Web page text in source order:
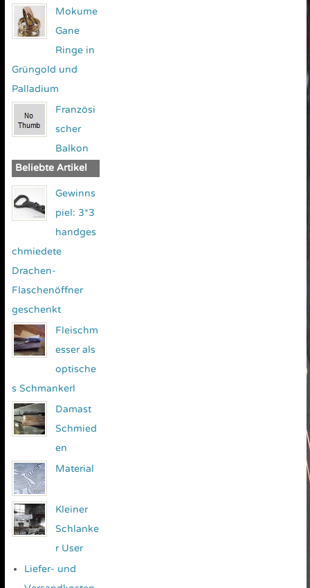
Mokume
Gane
Ringe in
Grüngold und
Palladium
Französi
scher
Balkon
Beliebte Artikel
Gewinns
piel: 3*3
handges
chmiedete
Drachen-
Flaschenöffner
geschenkt
Fleischm
esser als
optische
s Schmankerl
Damast
Schmied
en
Material
Kleiner
Schlanke
r User
Liefer- und